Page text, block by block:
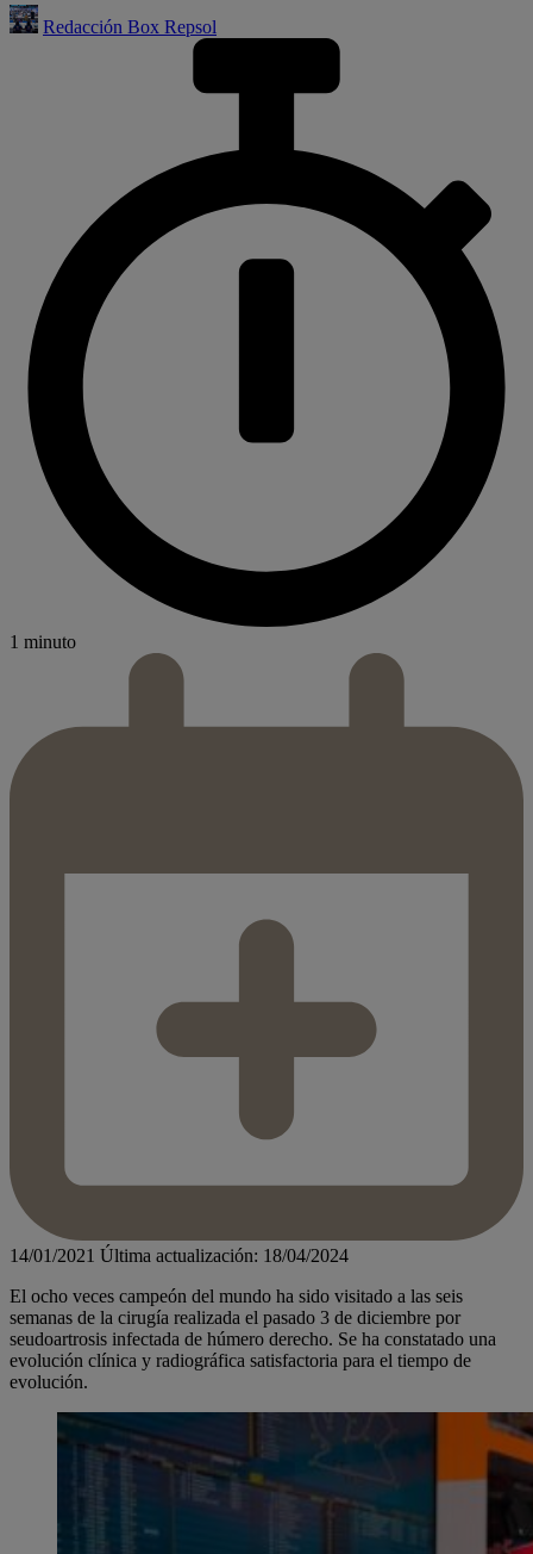
Redacción Box Repsol
1 minuto
14/01/2021 Última actualización: 18/04/2024
El ocho veces campeón del mundo ha sido visitado a las seis
semanas de la cirugía realizada el pasado 3 de diciembre por
seudoartrosis infectada de húmero derecho. Se ha constatado una
evolución clínica y radiográfica satisfactoria para el tiempo de
evolución.